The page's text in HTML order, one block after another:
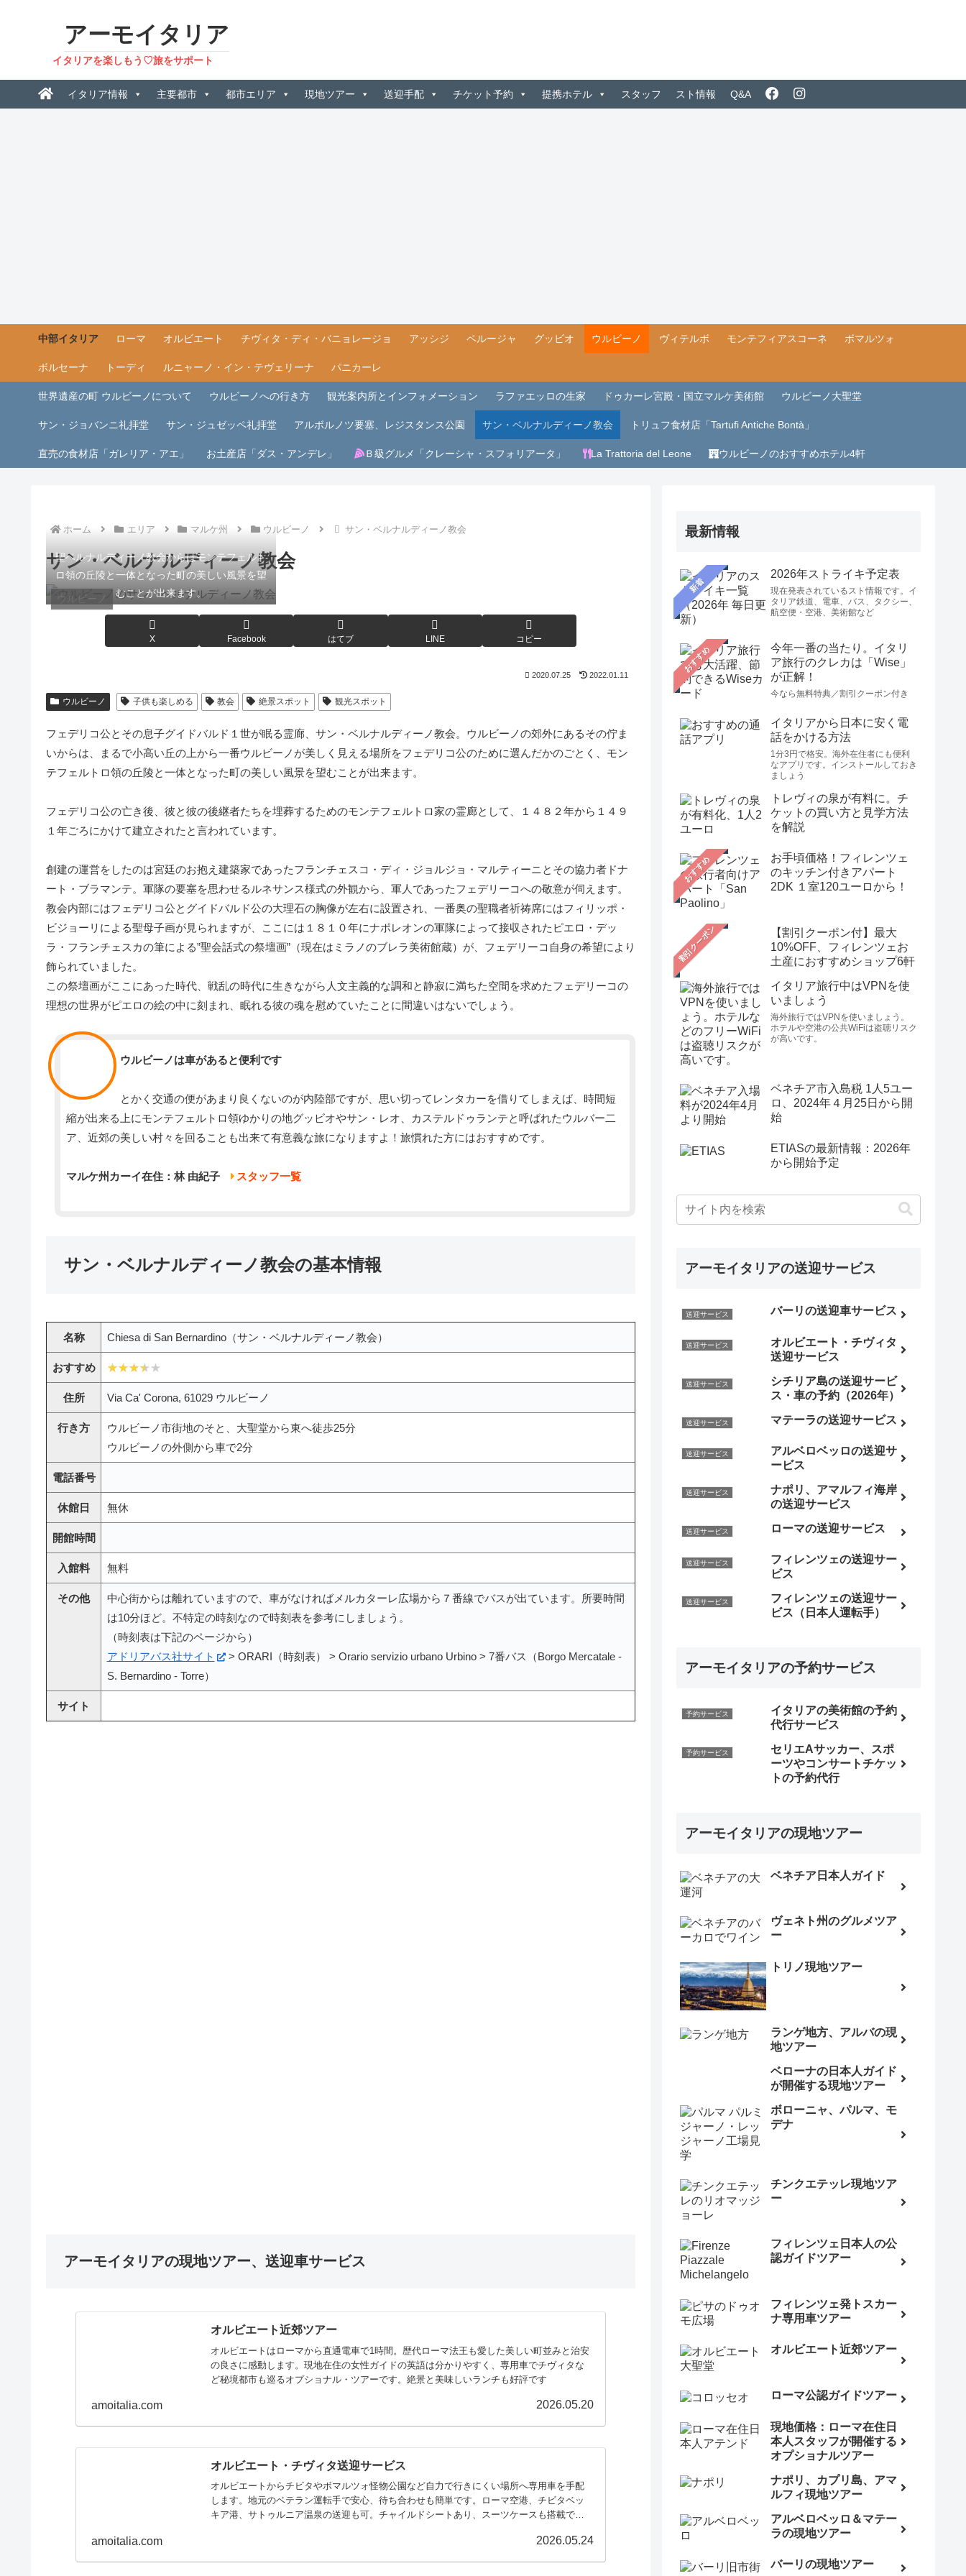
アーモイタリア
イタリアを楽しもう♡旅をサポート
イタリア情報 主要都市 都市エリア 現地ツアー 送迎手配 チケット予約 提携ホテル スタッフ スト情報 Q&A
中部イタリア ローマ オルビエート チヴィタ・ディ・バニョレージョ アッシジ ペルージャ グッビオ ウルビーノ ヴィテルボ モンテフィアスコーネ ボマルツォ
ボルセーナ トーディ ルニャーノ・イン・テヴェリーナ パニカーレ
世界遺産の町 ウルビーノについて ウルビーノへの行き方 観光案内所とインフォメーション ラファエッロの生家 ドゥカーレ宮殿・国立マルケ美術館 ウルビーノ大聖堂
サン・ジョバンニ礼拝堂 サン・ジュゼッペ礼拝堂 アルボルノツ要塞、レジスタンス公園 サン・ベルナルディーノ教会 トリュフ食材店「Tartufi Antiche Bontà」
直売の食材店「ガレリア・アエ」 お土産店「ダス・アンデレ」 Ｂ級グルメ「クレーシャ・スフォリアータ」 La Trattoria del Leone ウルビーノのおすすめホテル4軒
ホーム エリア マルケ州 ウルビーノ サン・ベルナルディーノ教会
サン・ベルナルディーノ教会
ウルビーノ
聖ベルナルディーノ教会からはモンテフェルト
ロ領の丘陵と一体となった町の美しい風景を望
むことが出来ます。
X Facebook はてブ LINE コピー
2020.07.25 2022.01.11
ウルビーノ 子供も楽しめる 教会 絶景スポット 観光スポット
フェデリコ公とその息子グイドバルド１世が眠る霊廊、サン・ベルナルディーノ教会。ウルビーノの郊外にあるその佇ま
いからは、まるで小高い丘の上から一番ウルビーノが美しく見える場所をフェデリコ公のために選んだかのごとく、モン
テフェルトロ領の丘陵と一体となった町の美しい風景を望むことが出来ます。
フェデリコ公の亡き後、彼と彼の後継者たちを埋葬するためのモンテフェルトロ家の霊廊として、１４８２年から１４９
１年ごろにかけて建立されたと言われています。
創建の運営をしたのは宮廷のお抱え建築家であったフランチェスコ・ディ・ジョルジョ・マルティーニとその協力者ドナ
ート・ブラマンテ。軍隊の要塞を思わせるルネサンス様式の外観から、軍人であったフェデリーコへの敬意が伺えます。
教会内部にはフェデリコ公とグイドバルド公の大理石の胸像が左右に設置され、一番奥の聖職者祈祷席にはフィリッポ・
ビジョーリによる聖母子画が見られますが、ここには１８１０年にナポレオンの軍隊によって接収されたピエロ・デッ
ラ・フランチェスカの筆による”聖会話式の祭壇画”（現在はミラノのブレラ美術館蔵）が、フェデリーコ自身の希望により
飾られていました。
この祭壇画がここにあった時代、戦乱の時代に生きながら人文主義的な調和と静寂に満ちた空間を求めたフェデリーコの
理想の世界がピエロの絵の中に刻まれ、眠れる彼の魂を慰めていたことに間違いはないでしょう。
ウルビーノは車があると便利です
とかく交通の便があまり良くないのが内陸部ですが、思い切ってレンタカーを借りてしまえば、時間短
縮が出来る上にモンテフェルトロ領ゆかりの地グッビオやサン・レオ、カステルドゥランテと呼ばれたウルバー二
ア、近郊の美しい村々を回ることも出来て有意義な旅になりますよ！旅慣れた方にはおすすめです。
マルケ州カーイ在住：林 由紀子 スタッフ一覧
サン・ベルナルディーノ教会の基本情報
名称 Chiesa di San Bernardino（サン・ベルナルディーノ教会）
おすすめ
住所 Via Ca' Corona, 61029 ウルビーノ
行き方
ウルビーノ市街地のそと、大聖堂から東へ徒歩25分
ウルビーノの外側から車で2分
電話番号
休館日 無休
開館時間
入館料 無料
その他
中心街からは離れていますので、車がなければメルカターレ広場から７番線でバスが出ています。所要時間
は10分ほど。不特定の時刻なので時刻表を参考にしましょう。
（時刻表は下記のページから）
アドリアバス社サイト
> ORARI（時刻表） > Orario servizio urbano Urbino > 7番バス（Borgo Mercatale -
S. Bernardino - Torre）
サイト
アーモイタリアの現地ツアー、送迎車サービス
オルビエート近郊ツアー
オルビエートはローマから直通電車で1時間。歴代ローマ法王も愛した美しい町並みと治安
の良さに感動します。現地在住の女性ガイドの英語は分かりやすく、専用車でチヴィタな
ど秘境都市も巡るオプショナル・ツアーです。絶景と美味しいランチも好評です
amoitalia.com 2026.05.20
オルビエート・チヴィタ送迎サービス
オルビエートからチビタやボマルツォ怪物公園など自力で行きにくい場所へ専用車を手配
します。地元のベテラン運転手で安心、待ち合わせも簡単です。ローマ空港、チビタベッ
キア港、サトゥルニア温泉の送迎も可。チャイルドシートあり、スーツケースも搭載でき
amoitalia.com 2026.05.24
最新情報
新着
2026年ストライキ予定表
現在発表されているスト情報です。イ
タリア鉄道、電車、バス、タクシー、
航空便・空港、美術館など
おすすめ
今年一番の当たり。イタリ
ア旅行のクレカは「Wise」
が正解！
今なら無料特典／割引クーポン付き
イタリアから日本に安く電
話をかける方法
1分3円で格安。海外在住者にも便利
なアプリです。インストールしておき
ましょう
トレヴィの泉が有料に。チ
ケットの買い方と見学方法
を解説
おすすめ
お手頃価格！フィレンツェ
のキッチン付きアパート
2DK １室120ユーロから！
【割引クーポン付】最大
10%OFF、フィレンツェお
土産におすすめショップ6軒
イタリア旅行中はVPNを使
いましょう
海外旅行ではVPNを使いましょう。
ホテルや空港の公共WiFiは盗聴リスク
が高いです。
ベネチア市入島税 1人5ユー
ロ、2024年４月25日から開
始
ETIASの最新情報：2026年
から開始予定
アーモイタリアの送迎サービス
送迎サービス バーリの送迎車サービス
送迎サービス
オルビエート・チヴィタ
送迎サービス
送迎サービス
シチリア島の送迎サービ
ス・車の予約（2026年）
送迎サービス マテーラの送迎サービス
送迎サービス
アルベロベッロの送迎サ
ービス
送迎サービス
ナポリ、アマルフィ海岸
の送迎サービス
送迎サービス ローマの送迎サービス
送迎サービス
フィレンツェの送迎サー
ビス
送迎サービス
フィレンツェの送迎サー
ビス（日本人運転手）
アーモイタリアの予約サービス
予約サービス
イタリアの美術館の予約
代行サービス
予約サービス
セリエAサッカー、スポ
ーツやコンサートチケッ
トの予約代行
アーモイタリアの現地ツアー
ベネチア日本人ガイド
ヴェネト州のグルメツア
ー
トリノ現地ツアー
ランゲ地方、アルバの現
地ツアー
ベローナの日本人ガイド
が開催する現地ツアー
ボローニャ、パルマ、モ
デナ
チンクエテッレ現地ツア
ー
フィレンツェ日本人の公
認ガイドツアー
フィレンツェ発トスカー
ナ専用車ツアー
オルビエート近郊ツアー
ローマ公認ガイドツアー
現地価格：ローマ在住日
本人スタッフが開催する
オプショナルツアー
ナポリ、カプリ島、アマ
ルフィ現地ツアー
アルベロベッロ＆マテー
ラの現地ツアー
バーリの現地ツアー